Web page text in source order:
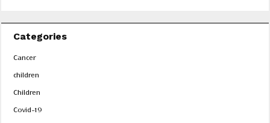
Categories
Cancer
children
Children
Covid-19